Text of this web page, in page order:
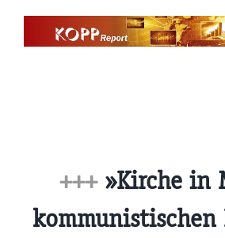
+++»Kirche in
kommunistischen